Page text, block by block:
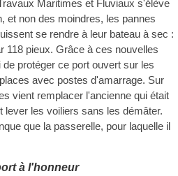
Maritimes et Fluviaux s'élève
et non des moindres, les pannes
se rendre à leur bateau à sec :
118 pieux. Grâce à ces nouvelles
protéger ce port ouvert sur les
avec postes d'amarrage. Sur
vient remplacer l'ancienne qui était
lever les voiliers sans les démâter.
que la passerelle, pour laquelle il
à l'honneur